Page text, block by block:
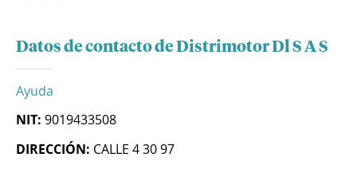
Datos de contacto de Distrimotor Dl S A S
Ayuda
NIT: 9019433508
DIRECCIÓN: CALLE 4 30 97